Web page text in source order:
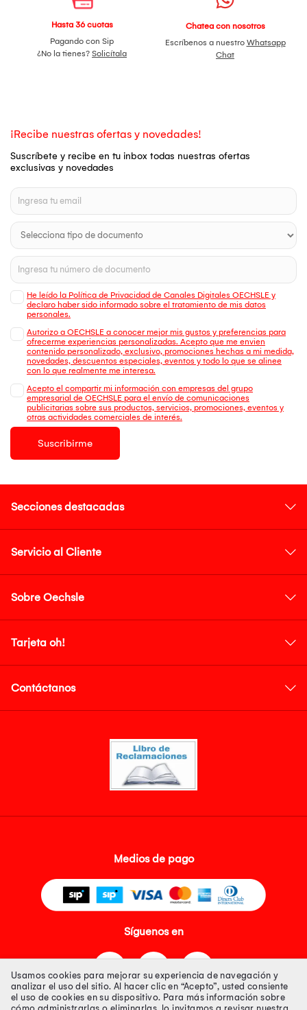
Hasta 36 cuotas
Pagando con Sip
¿No la tienes? Solicítala
Chatea con nosotros
Escríbenos a nuestro Whatsapp
Chat
¡Recibe nuestras ofertas y novedades!
Suscríbete y recibe en tu inbox todas nuestras ofertas
exclusivas y novedades
He leído la Política de Privacidad de Canales Digitales OECHSLE y
declaro haber sido informado sobre el tratamiento de mis datos
personales.
Autorizo a OECHSLE a conocer mejor mis gustos y preferencias para
ofrecerme experiencias personalizadas. Acepto que me envien
contenido personalizado, exclusivo, promociones hechas a mi medida,
novedades, descuentos especiales, eventos y todo lo que se alinee
con lo que realmente me interesa.
Acepto el compartir mi información con empresas del grupo
empresarial de OECHSLE para el envío de comunicaciones
publicitarias sobre sus productos, servicios, promociones, eventos y
otras actividades comerciales de interés.
Suscribirme
Secciones destacadas
Servicio al Cliente
Sobre Oechsle
Tarjeta oh!
Contáctanos
Medios de pago
Síguenos en
Usamos cookies para mejorar su experiencia de navegación y
analizar el uso del sitio. Al hacer clic en “Acepto”, usted consiente
el uso de cookies en su dispositivo. Para más información sobre